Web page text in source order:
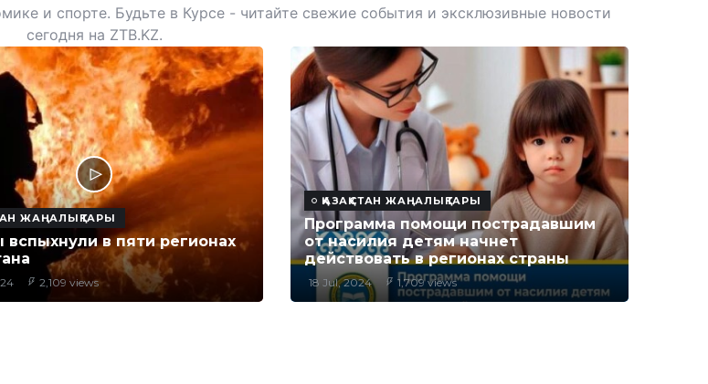
и спорте. Будьте в Курсе - читайте свежие события и эксклюзивные новости
сегодня на ZTB.KZ.
ЖАҢАЛЫҚТАРЫ
в пяти регионах
2,109 views
ҚАЗАҚСТАН ЖАҢАЛЫҚТАРЫ
Программа помощи пострадавшим
от насилия детям начнет
действовать в регионах страны
18 Jul, 2024 1,709 views